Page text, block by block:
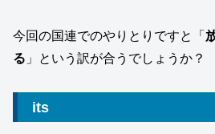
今回の国連でのやりとりですと「
る 」という訳が合うでしょうか？
its